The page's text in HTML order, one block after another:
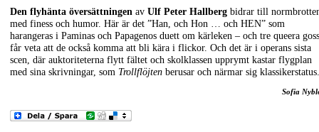
Den flyhänta översättningen av Ulf Peter Hallberg bidrar till
med finess och humor. Här är det ”Han, och Hon … och HEN” som
harangeras i Paminas och Papagenos duett om kärleken – och tre queera
får veta att de också komma att bli kära i flickor. Och det är i operans sista
scen, där auktoriteterna flytt fältet och skolklassen upprymt kastar flygplan
med sina skrivningar, som Trollflöjten berusar och närmar sig klassikerstatus.
Sofia